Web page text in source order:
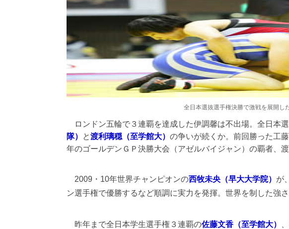
全日本選抜選手権決勝で激戦を展開し
ロンドン五輪で３連覇を達成した伊調馨は不出場。全日本
隊） と渡利璃穏（至学館大）の争いが続くか。前回勝った工
年のゴールデンＧＰ決勝大会（アゼルバイジャン）の覇者、
2009・10年世界チャンピオンの西牧未央（早大大学院） が
ン選手権で優勝するなど順調に実力を発揮。世界を制した強
昨年まで全日本学生選手権３連覇の佐藤文香（至学館大）